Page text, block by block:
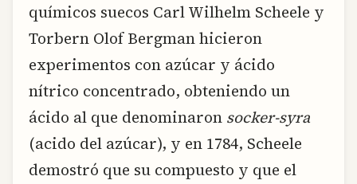
químicos suecos Carl Wilhelm Scheele y
Torbern Olof Bergman hicieron
experimentos con azúcar y ácido
nítrico concentrado, obteniendo un
ácido al que denominaron socker-syra
(acido del azúcar), y en 1784, Scheele
demostró que su compuesto y que el